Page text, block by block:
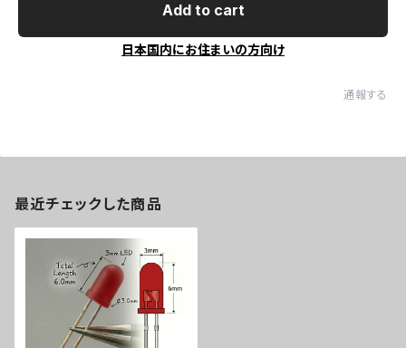
Add to cart
日本国内にお住まいの方向け
通報する
最近チェックした商品